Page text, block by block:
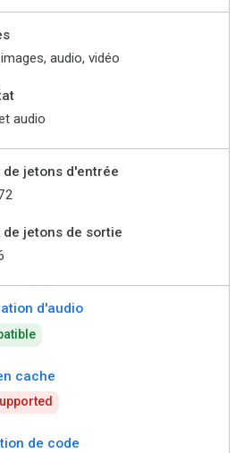
audio, vidéo
audio
de jetons d'entrée
de jetons de sortie
d'audio
cache
de code